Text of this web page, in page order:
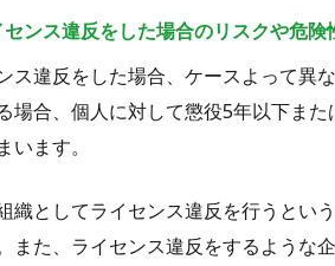
センス違反をした場合のリスクや危険
ス違反をした場合、ケースよって異
場合、個人に対して懲役5年以下ま
います。
織としてライセンス違反を行うとい
また、ライセンス違反をするような